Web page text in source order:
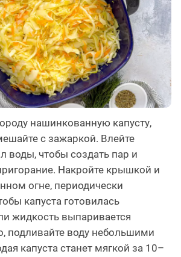
нашинкованную капусту,
с зажаркой. Влейте
воды, чтобы создать пар и
Накройте крышкой и
огне, периодически
капуста готовилась
жидкость выпаривается
подливайте воду небольшими
капуста станет мягкой за 10–